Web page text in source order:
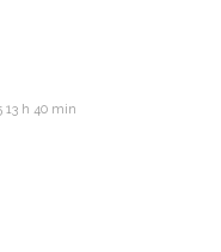
13 h 40 min